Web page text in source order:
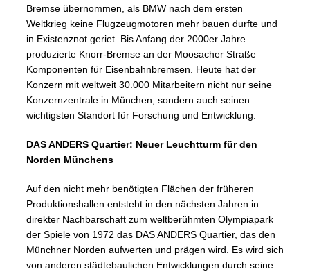
Bremse übernommen, als BMW nach dem ersten
Weltkrieg keine Flugzeugmotoren mehr bauen durfte und
in Existenznot geriet. Bis Anfang der 2000er Jahre
produzierte Knorr-Bremse an der Moosacher Straße
Komponenten für Eisenbahnbremsen. Heute hat der
Konzern mit weltweit 30.000 Mitarbeitern nicht nur seine
Konzernzentrale in München, sondern auch seinen
wichtigsten Standort für Forschung und Entwicklung.
DAS ANDERS Quartier: Neuer Leuchtturm für den
Norden Münchens
Auf den nicht mehr benötigten Flächen der früheren
Produktionshallen entsteht in den nächsten Jahren in
direkter Nachbarschaft zum weltberühmten Olympiapark
der Spiele von 1972 das DAS ANDERS Quartier, das den
Münchner Norden aufwerten und prägen wird. Es wird sich
von anderen städtebaulichen Entwicklungen durch seine